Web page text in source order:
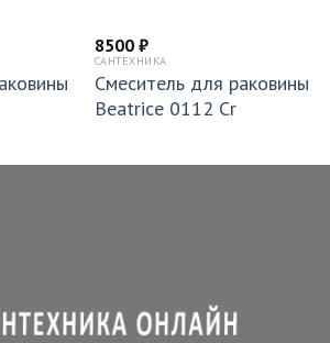
8500 ₽
САНТЕХНИКА
Смеситель для раковины
Beatrice 0112 Cr